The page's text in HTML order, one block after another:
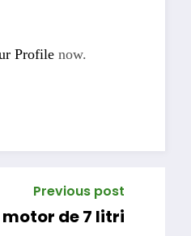
Profile now.
Previous post
motor de 7 litri